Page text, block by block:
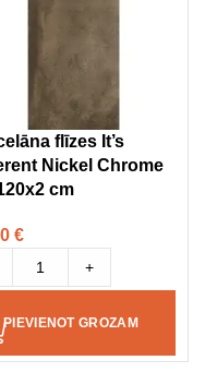
flīzes It’s
Nickel Chrome
cm
€
+
PIEVIENOT GROZAM